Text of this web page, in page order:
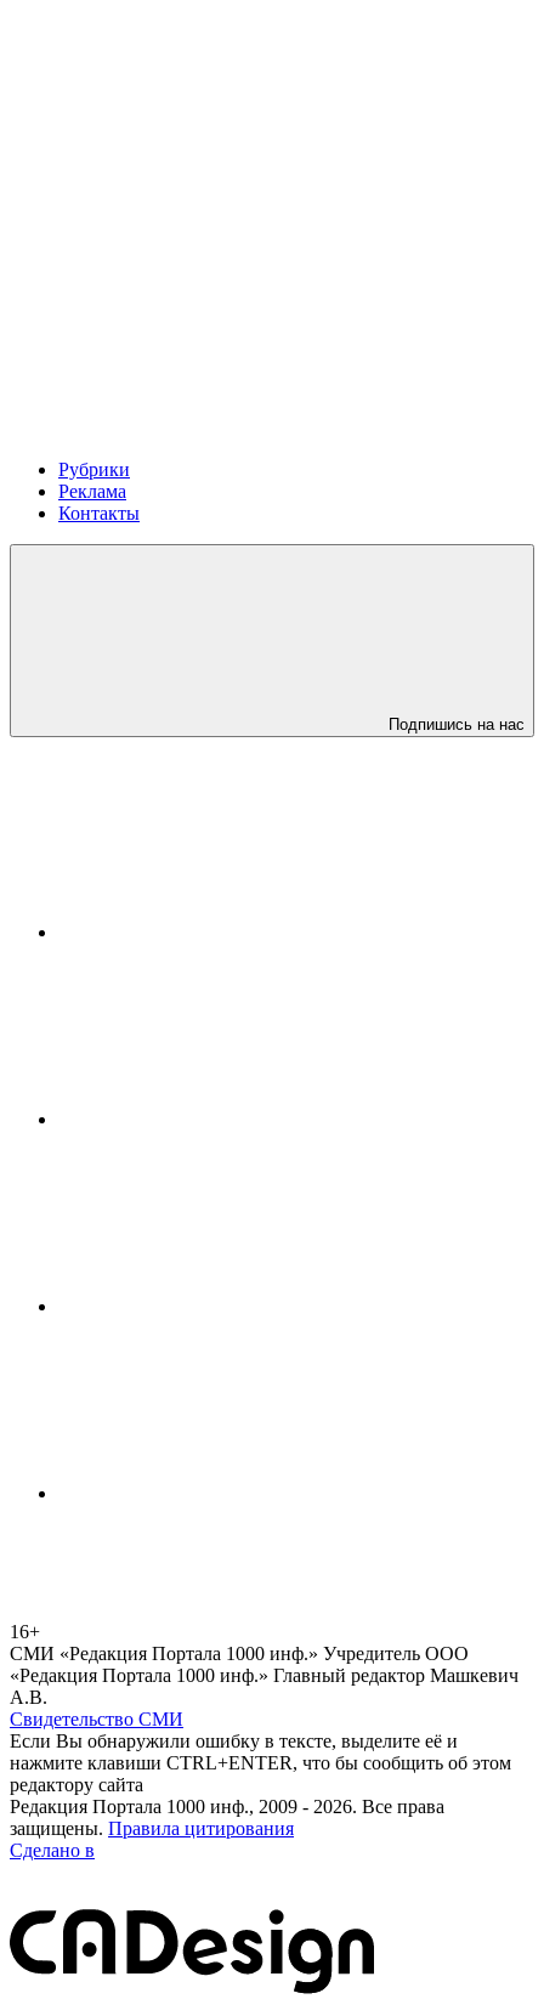
Рубрики
Реклама
Контакты
Подпишись на нас
16+
СМИ «Редакция Портала 1000 инф.» Учредитель ООО
«Редакция Портала 1000 инф.» Главный редактор Машкевич
А.В.
Свидетельство СМИ
Если Вы обнаружили ошибку в тексте, выделите её и
нажмите клавиши CTRL+ENTER, что бы сообщить об этом
редактору сайта
Редакция Портала 1000 инф., 2009 - 2026. Все права
защищены. Правила цитирования
Сделано в